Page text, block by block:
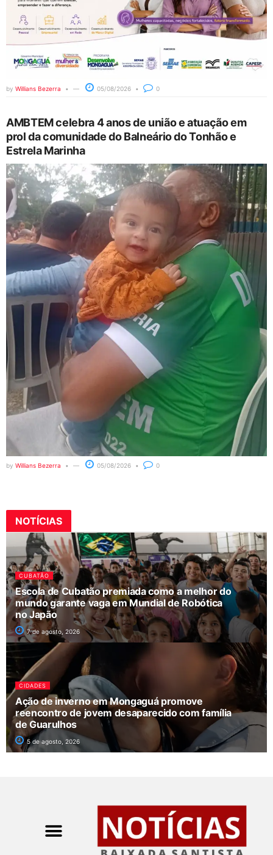
by Willians Bezerra 05/08/2026 0
AMBTEM celebra 4 anos de união e atuação em
prol da comunidade do Balneário do Tonhão e
Estrela Marinha
by Willians Bezerra 05/08/2026 0
NOTÍCIAS
CUBATÃO
Escola de Cubatão premiada como a melhor do
mundo garante vaga em Mundial de Robótica
no Japão
7 de agosto, 2026
CIDADES
Ação de inverno em Mongaguá promove
reencontro de jovem desaparecido com família
de Guarulhos
5 de agosto, 2026